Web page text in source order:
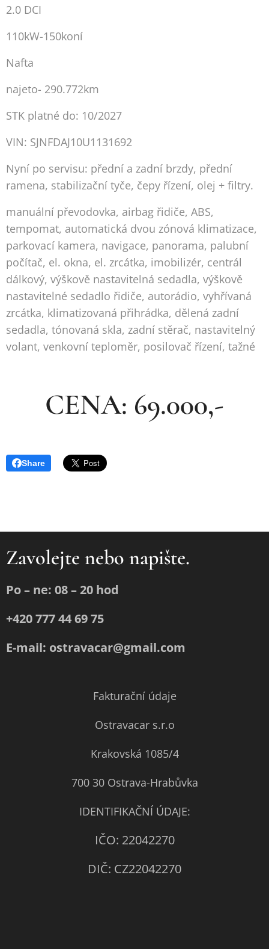
2.0 DCI
110kW-150koní
Nafta
najeto- 290.772km
STK platné do: 10/2027
VIN: SJNFDAJ10U1131692
Nyní po servisu: přední a zadní brzdy, přední
ramena, stabilizační tyče, čepy řízení, olej + filtry.
manuální převodovka, airbag řidiče, ABS,
tempomat, automatická dvou zónová klimatizace,
parkovací kamera, navigace, panorama, palubní
počítač, el. okna, el. zrcátka, imobilizér, centrál
dálkový, výškově nastavitelná sedadla, výškově
nastavitelné sedadlo řidiče, autorádio, vyhřívaná
zrcátka, klimatizovaná přihrádka, dělená zadní
sedadla, tónovaná skla, zadní stěrač, nastavitelný
volant, venkovní teploměr, posilovač řízení, tažné
CENA: 69.000,-
Share
Zavolejte nebo napište.
Po – ne: 08 – 20 hod
+420 777 44 69 75
E-mail: ostravacar@gmail.com
Fakturační údaje
Ostravacar s.r.o
Krakovská 1085/4
700 30 Ostrava-Hrabůvka
IDENTIFIKAČNÍ ÚDAJE:
IČO: 22042270
DIČ: CZ22042270